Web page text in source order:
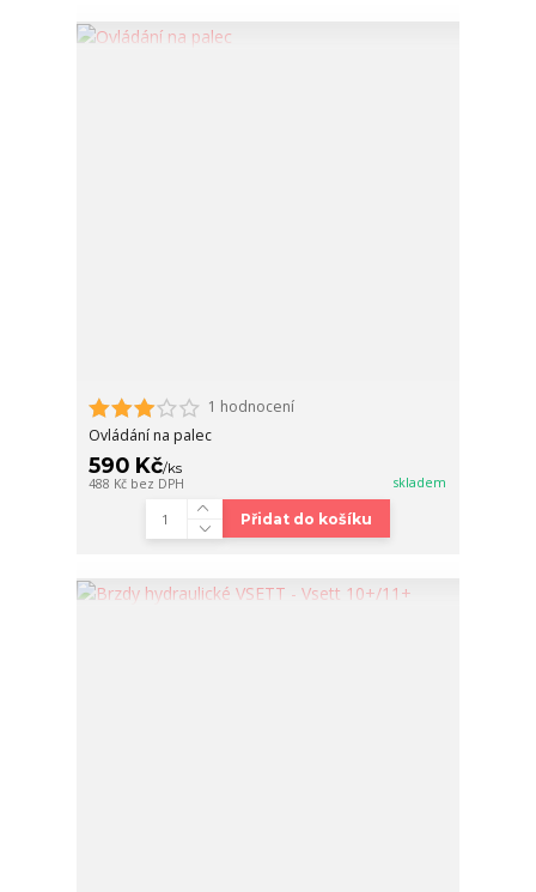
1 hodnocení
Ovládání na palec
590 Kč/ks
488 Kč bez DPH skladem
Přidat do košíku